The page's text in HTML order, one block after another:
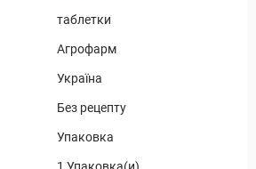
таблетки
Агрофарм
Україна
Без рецепту
Упаковка